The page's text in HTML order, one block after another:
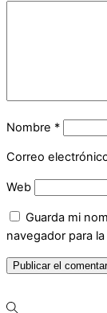
Nombre *
Correo
Web
Guarda mi
navegador para